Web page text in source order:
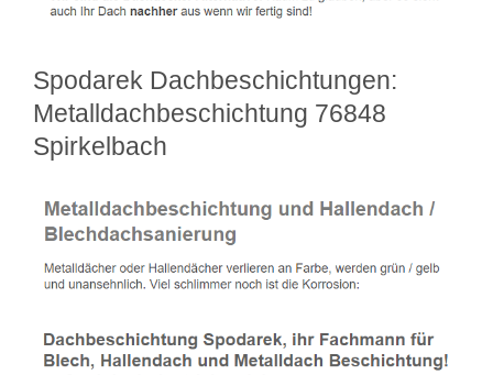
Spodarek Dachbeschichtungen:
Metalldachbeschichtung 76848
Spirkelbach